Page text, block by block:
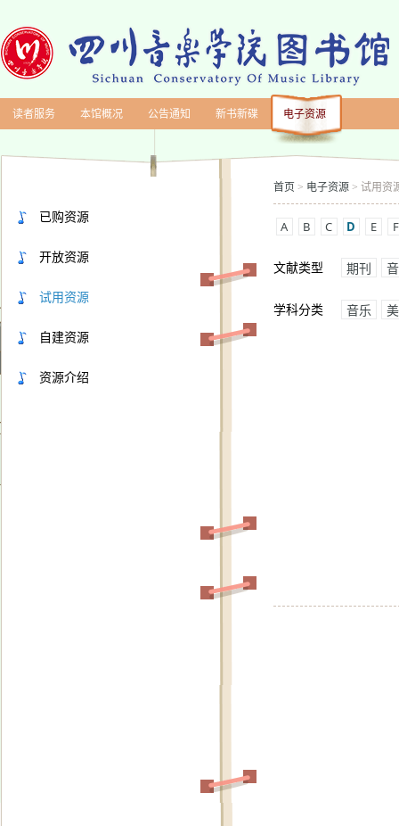
读者服务 本馆概况 公告通知 新书新碟 电子资源
已购资源
开放资源
试用资源
自建资源
资源介绍
首页 > 电子资源 > 试用资
A B C D E F
文献类型 期刊
学科分类 音乐